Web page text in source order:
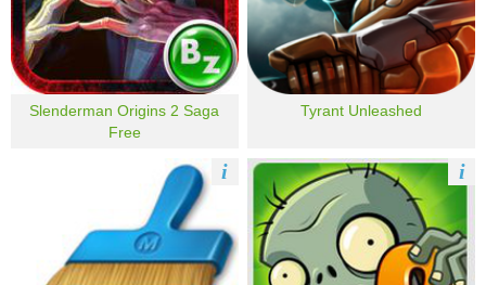
Slenderman Origins 2 Saga
Free
Tyrant Unleashed
i i